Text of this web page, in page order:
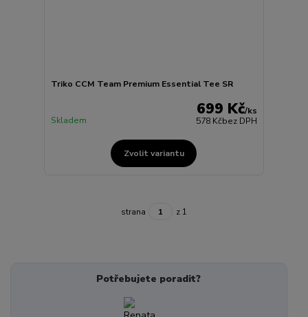
Triko CCM Team Premium Essential Tee SR
699 Kč/ks
578 Kčbez DPH
Skladem
Zvolit variantu
strana z 1
Potřebujete poradit?